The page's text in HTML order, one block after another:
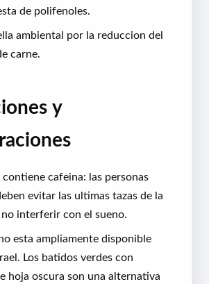
de polifenoles.
ambiental por la reduccion del
carne.
y
contiene cafeina: las personas
evitar las ultimas tazas de la
interferir con el sueno.
esta ampliamente disponible
Los batidos verdes con
hoja oscura son una alternativa